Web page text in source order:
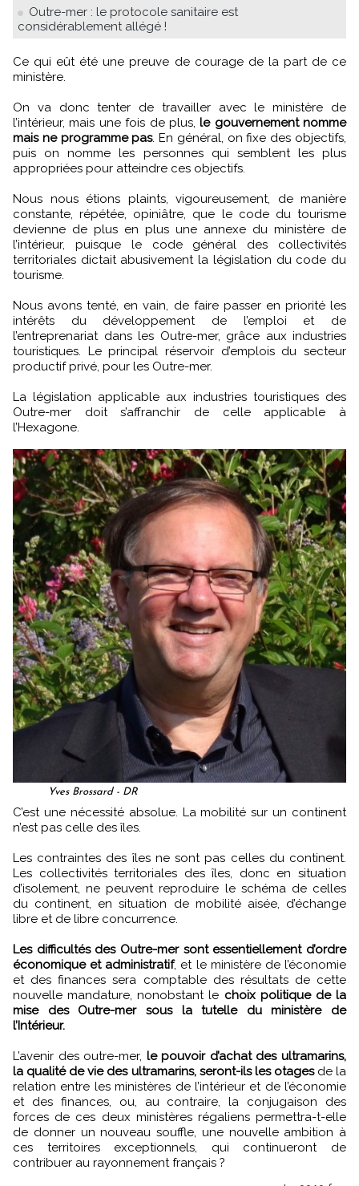
Outre-mer : le protocole sanitaire est
considérablement allégé !
Ce qui eût été une preuve de courage de la part de ce
ministère.
On va donc tenter de travailler avec le ministère de
l’intérieur, mais une fois de plus,le gouvernement nomme
mais ne programme pas. En général, on fixe des objectifs,
puis on nomme les personnes qui semblent les plus
appropriées pour atteindre ces objectifs.
Nous nous étions plaints, vigoureusement, de manière
constante, répétée, opiniâtre, que le code du tourisme
devienne de plus en plus une annexe du ministère de
l’intérieur, puisque le code général des collectivités
territoriales dictait abusivement la législation du code du
tourisme.
Nous avons tenté, en vain, de faire passer en priorité les
intérêts du développement de l’emploi et de
l’entreprenariat dans les Outre-mer, grâce aux industries
touristiques. Le principal réservoir d’emplois du secteur
productif privé, pour les Outre-mer.
La législation applicable aux industries touristiques des
Outre-mer doit s’affranchir de celle applicable à
l’Hexagone.
Yves Brossard - DR
C’est une nécessité absolue. La mobilité sur un continent
n’est pas celle des îles.
Les contraintes des îles ne sont pas celles du continent.
Les collectivités territoriales des îles, donc en situation
d’isolement, ne peuvent reproduire le schéma de celles
du continent, en situation de mobilité aisée, d’échange
libre et de libre concurrence.
Les difficultés des Outre-mer sont essentiellement d’ordre
économique et administratif, et le ministère de l’économie
et des finances sera comptable des résultats de cette
nouvelle mandature, nonobstant le choix politique de la
mise des Outre-mer sous la tutelle du ministère de
l’Intérieur.
L’avenir des outre-mer, le pouvoir d’achat des ultramarins,
la qualité de vie des ultramarins, seront-ils les otagesde la
relation entre les ministères de l’intérieur et de l’économie
et des finances, ou, au contraire, la conjugaison des
forces de ces deux ministères régaliens permettra-t-elle
de donner un nouveau souffle, une nouvelle ambition à
ces territoires exceptionnels, qui continueront de
contribuer au rayonnement français ?